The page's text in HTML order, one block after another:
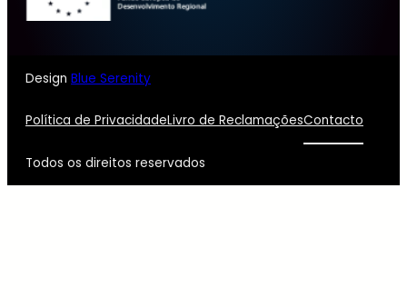
Design Blue Serenity
Política de PrivacidadeLivro de ReclamaçõesContacto
Todos os direitos reservados